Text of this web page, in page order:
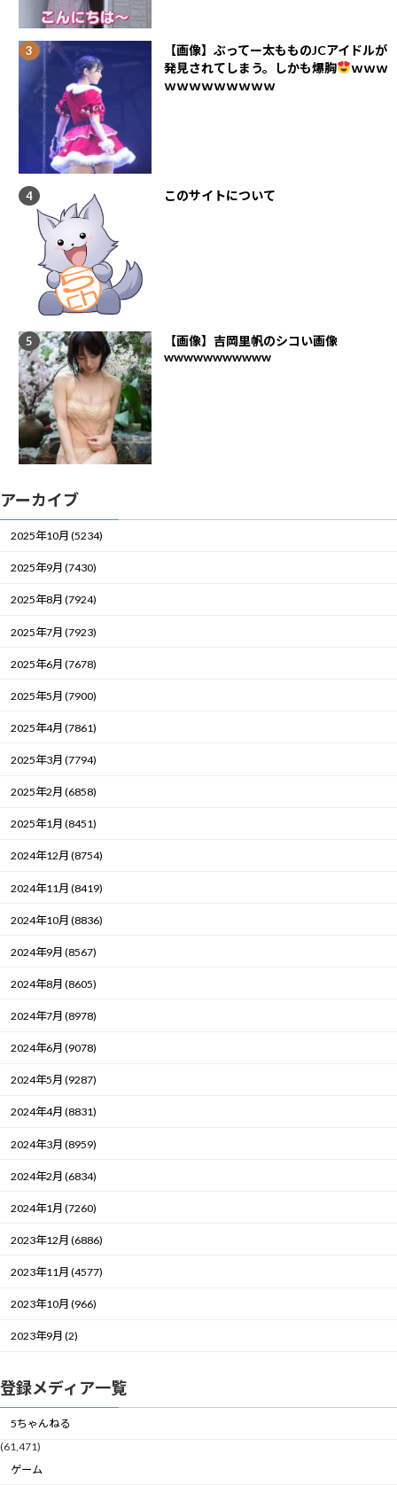
【画像】ぶってー太もものJCアイドルが
発見されてしまう。しかも爆胸
ｗｗｗ
ｗｗｗｗｗｗｗｗｗ
このサイトについて
【画像】吉岡里帆のシコい画像
wwwwwwwwwww
アーカイブ
2025年10月 (5234)
2025年9月 (7430)
2025年8月 (7924)
2025年7月 (7923)
2025年6月 (7678)
2025年5月 (7900)
2025年4月 (7861)
2025年3月 (7794)
2025年2月 (6858)
2025年1月 (8451)
2024年12月 (8754)
2024年11月 (8419)
2024年10月 (8836)
2024年9月 (8567)
2024年8月 (8605)
2024年7月 (8978)
2024年6月 (9078)
2024年5月 (9287)
2024年4月 (8831)
2024年3月 (8959)
2024年2月 (6834)
2024年1月 (7260)
2023年12月 (6886)
2023年11月 (4577)
2023年10月 (966)
2023年9月 (2)
登録メディア一覧
5ちゃんねる
(61,471)
ゲーム